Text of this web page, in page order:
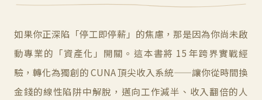
如果你正深陷「停工即停薪」的焦慮，那是因為你尚未啟
動專業的「資產化」開關。這本書將 15 年跨界實戰經
驗，轉化為獨創的 CUNA 頂尖收入系統——讓你從時間換
金錢的線性陷阱中解脫，邁向工作減半、收入翻倍的人